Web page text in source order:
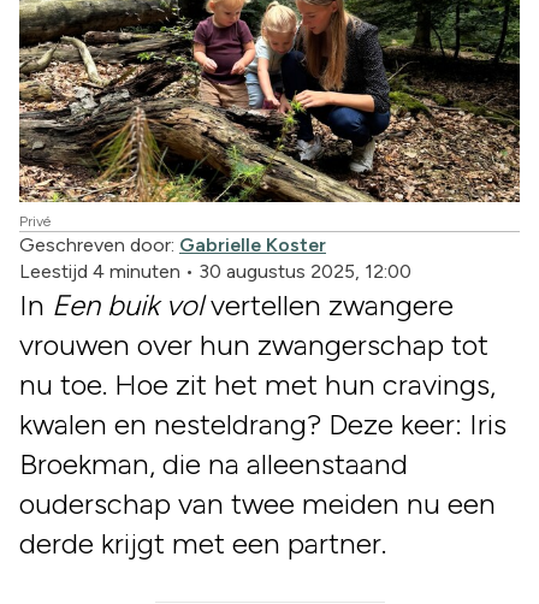
Privé
Geschreven door: Gabrielle Koster
Leestijd 4 minuten • 30 augustus 2025, 12:00
In Een buik volvertellen zwangere
vrouwen over hun zwangerschap tot
nu toe. Hoe zit het met hun cravings,
kwalen en nesteldrang? Deze keer: Iris
Broekman, die na alleenstaand
ouderschap van twee meiden nu een
derde krijgt met een partner.